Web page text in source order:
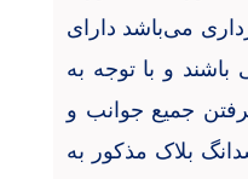
می‌باشد دارای
باشند و با توجه به
جميع جوانب و
بلاک مذکور به